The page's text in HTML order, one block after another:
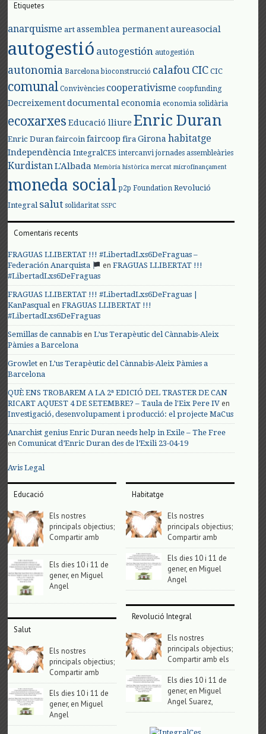
Etiquetes
anarquisme art assemblea permanent aureasocial
autogestió autogestión autogestión
autonomia Barcelona bioconstrucció calafouCIC CIC
comunal Convivències cooperativisme coopfunding
Decreixement documental economia economia solidària
ecoxarxes Educació lliure Enric Duran
Enric Duran faircoin faircoop fira Girona habitatge
Independència IntegralCES intercanvi jornades assembleàries
KurdistanL'Albada Memòria històrica mercat microfinançament
moneda social p2p Foundation Revolució
Integral salut solidaritat SSPC
Comentaris recents
FRAGUAS LLIBERTAT !!! #LibertadLxs6DeFraguas –
Federación Anarquista
enFRAGUAS LLIBERTAT !!!
#LibertadLxs6DeFraguas
FRAGUAS LLIBERTAT !!! #LibertadLxs6DeFraguas |
KanPasqualenFRAGUAS LLIBERTAT !!!
#LibertadLxs6DeFraguas
Semillas de cannabis enL’us Terapèutic del Cànnabis-Aleix
Pàmies a Barcelona
Growlet enL’us Terapèutic del Cànnabis-Aleix Pàmies a
Barcelona
QUÈ ENS TROBAREM A LA 2ª EDICIÓ DEL TRASTER DE CAN
RICART AQUEST 4 DE SETEMBRE? – Taula de l'Eix Pere IV en
Investigació, desenvolupament i producció: el projecte MaCus
Anarchist genius Enric Duran needs help in Exile – The Free
enComunicat d’Enric Duran des de l’Exili 23-04-19
Avis Legal
Educació
Els nostres
principals objectius;
Compartir amb
Els dies 10 i 11 de
gener, en Miguel
Angel
Salut
Els nostres
principals objectius;
Compartir amb
Els dies 10 i 11 de
gener, en Miguel
Angel
Habitatge
Els nostres
principals objectius;
Compartir amb
Els dies 10 i 11 de
gener, en Miguel
Angel
Revolució Integral
Els nostres
principals objectius;
Compartir amb els
Els dies 10 i 11 de
gener, en Miguel
Angel Suarez,